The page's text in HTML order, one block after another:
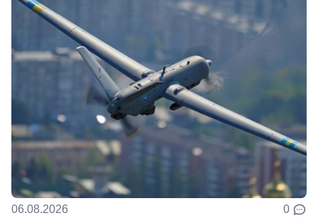
06.08.2026 0